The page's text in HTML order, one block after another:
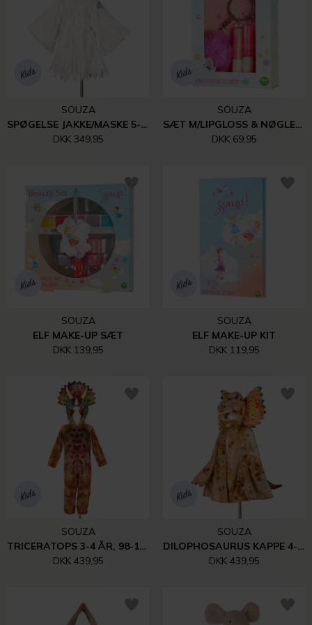
SOUZA
SPØGELSE JAKKE/MASKE 5-7 ÅR
DKK 349,95
SOUZA
SÆT M/LIPGLOSS & NØGLERING
DKK 69,95
SOUZA
ELF MAKE-UP SÆT
DKK 139,95
SOUZA
ELF MAKE-UP KIT
DKK 119,95
SOUZA
TRICERATOPS 3-4 ÅR, 98-104 CM
DKK 439,95
SOUZA
DILOPHOSAURUS KAPPE 4-7 ÅR
DKK 439,95